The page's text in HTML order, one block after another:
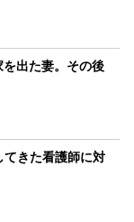
を出た妻。その後
てきた看護師に対